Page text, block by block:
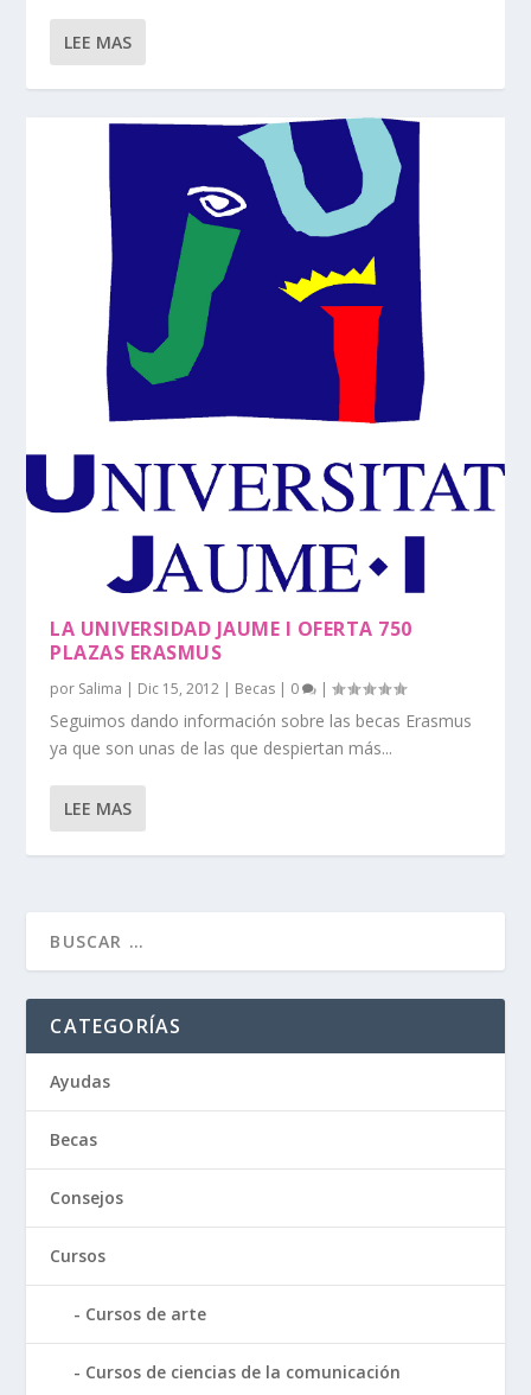
LEE MAS
LA UNIVERSIDAD JAUME I OFERTA 750
PLAZAS ERASMUS
por Salima | Dic 15, 2012 | Becas | 0 |
Seguimos dando información sobre las becas Erasmus
ya que son unas de las que despiertan más...
LEE MAS
CATEGORÍAS
Ayudas
Becas
Consejos
Cursos
Cursos de arte
Cursos de ciencias de la comunicación